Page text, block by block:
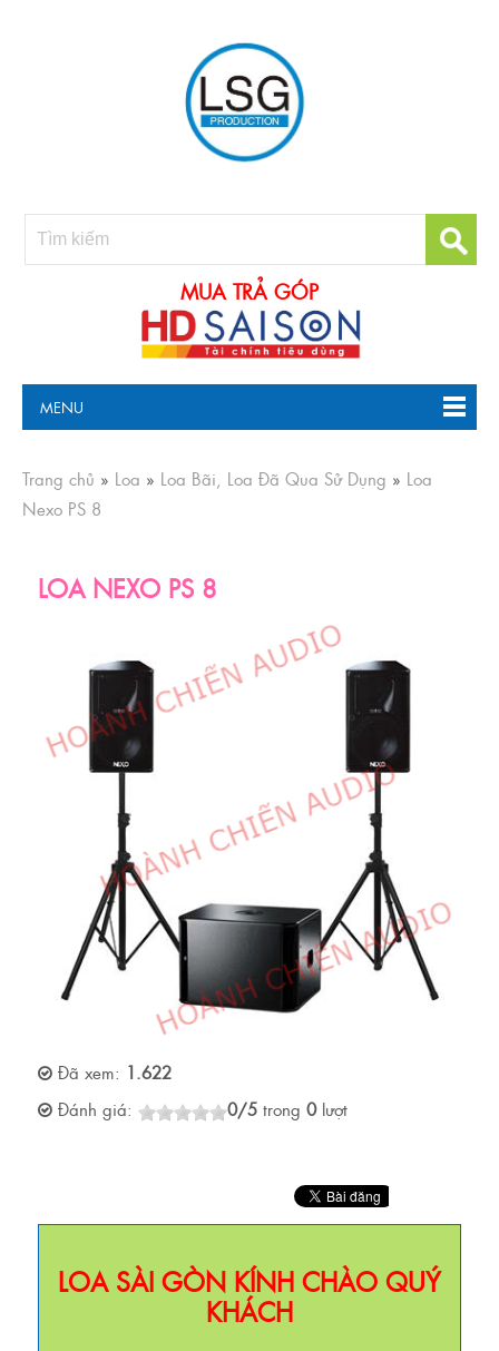
MUA TRẢ GÓP
MENU
Trang chủ » Loa » Loa Bãi, Loa Đã Qua Sử Dụng » Loa
Nexo PS 8
LOA NEXO PS 8
Đã xem: 1.622
Đánh giá:
0/5 trong 0lượt
LOA SÀI GÒN KÍNH CHÀO QUÝ
KHÁCH